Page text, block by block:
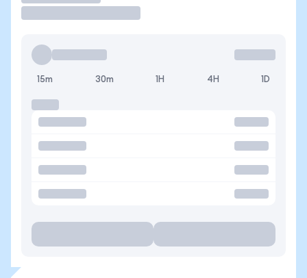
15m 30m 1H 4H 1D